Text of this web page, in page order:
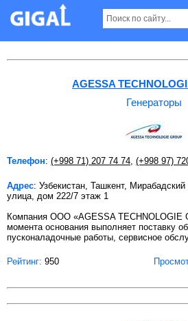
Генераторы в Ташкенте
AGESSA
Генераторы
Телефон: (+998 71) 207 74 74 (+998 97)
Адрес: Узбекистан, Ташкент,
улица, дом 222/7 этаж 1
Компания ООО «AGESSA TECHNOLOGIE
момента основания выполняет поставку
пусконаладочные работы, сервисное
Рейтинг: 950